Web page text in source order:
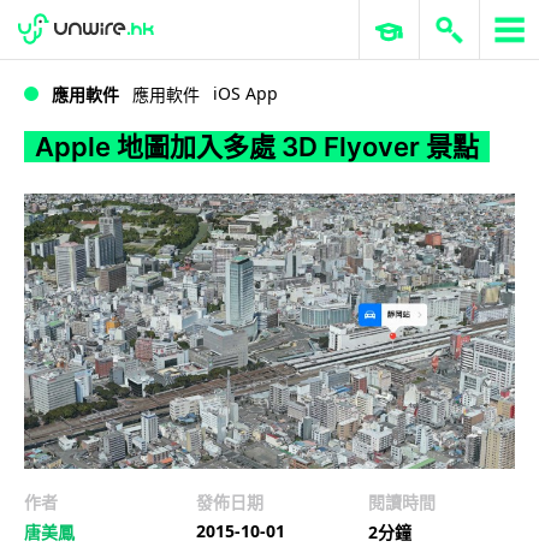
Apple 地圖加入多處 3D Flyover 景點
WWDC 2026 ERP 與商業 AI
應用軟件 應用軟件 iOS App
Apple 地圖加入多處 3D Flyover 景點
作者
唐美鳳
發佈日期
2015-10-01
閱讀時間
2分鐘